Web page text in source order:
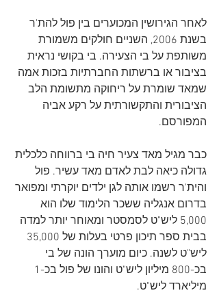
לאחר הגירושין המכוערים בין פול להת'ר
בשנת 2006, השניים חולקים משמורת
משותפת על בי הצעירה. בי בקושי נראית
בציבור או ברשתות החברתיות בזכות אמה
שמאד שומרת על ריחוקה מתשומת הלב
הציבורית והתקשורתית על רקע אביה
המפורסם.
כבר מגיל מאד צעיר חיה בי ברווחה כלכלית
גדולה כיאה לבת לאדם מאד עשיר. פול
והית'ר רשמו אותה לגן ילדים יוקרתי ומפואר
בדרום אנגליה ששכר הלימוד שלו הוא
5,000 ליש"ט לסמסטר ומאוחר יותר למדה
ליש"ט לשנה. כיום מוערך הונה של בי
מיליארד ליש"ט.